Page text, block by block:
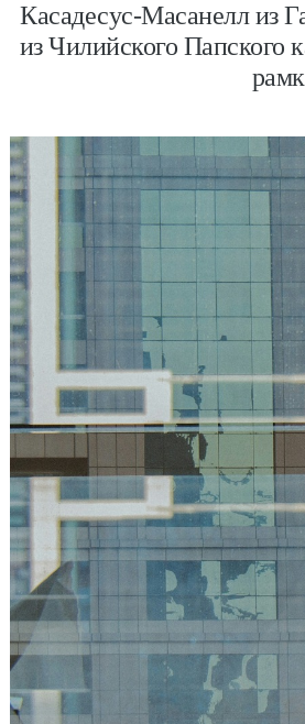
Касадесус-Масанелл из
из Чилийского Папского